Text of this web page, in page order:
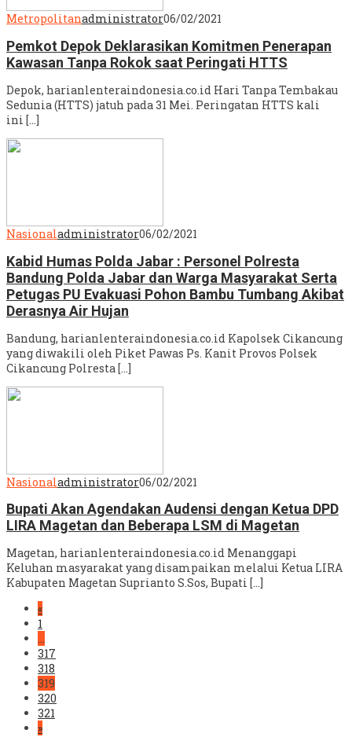
Metropolitanadministrator06/02/2021
Pemkot Depok Deklarasikan Komitmen Penerapan
Kawasan Tanpa Rokok saat Peringati HTTS
Depok, harianlenteraindonesia.co.id Hari Tanpa Tembakau
Sedunia (HTTS) jatuh pada 31 Mei. Peringatan HTTS kali
ini […]
Nasionaladministrator06/02/2021
Kabid Humas Polda Jabar : Personel Polresta
Bandung Polda Jabar dan Warga Masyarakat Serta
Petugas PU Evakuasi Pohon Bambu Tumbang Akibat
Derasnya Air Hujan
Bandung, harianlenteraindonesia.co.id Kapolsek Cikancung
yang diwakili oleh Piket Pawas Ps. Kanit Provos Polsek
Cikancung Polresta […]
Nasionaladministrator06/02/2021
Bupati Akan Agendakan Audensi dengan Ketua DPD
LIRA Magetan dan Beberapa LSM di Magetan
Magetan, harianlenteraindonesia.co.id Menanggapi
Keluhan masyarakat yang disampaikan melalui Ketua LIRA
Kabupaten Magetan Suprianto S.Sos, Bupati […]
«
1
…
317
318
319
320
321
»